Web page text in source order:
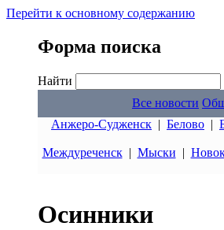
Перейти к основному содержанию
Форма поиска
Найти
Все новости
Анжеро-Судженск | Белово |
Междуреченск| Мыски |
Осинники